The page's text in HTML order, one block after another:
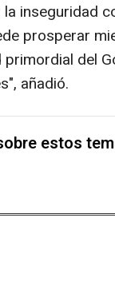
inseguridad
prosperar
del
añadió.
estos